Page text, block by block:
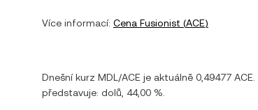
Více informací: Cena Fusionist (ACE)
Dnešní kurz MDL /ACE je aktuálně 0,49477 ACE
představuje: dolů 44,00 %